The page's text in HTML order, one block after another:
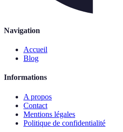
Navigation
Accueil
Blog
Informations
A propos
Contact
Mentions légales
Politique de confidentialité